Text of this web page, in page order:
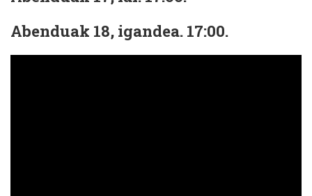
Abenduak 18, igandea. 17:00.